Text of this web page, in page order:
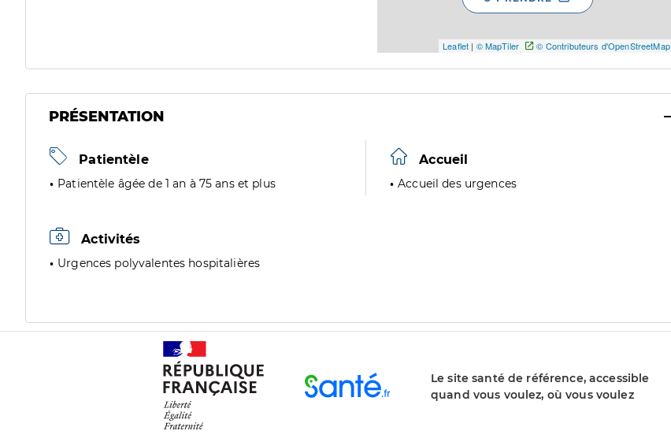
Leaflet | © MapTiler © Contributeurs d'OpenStreetMap
PRÉSENTATION
Patientèle
Patientèle âgée de 1 an à 75 ans et plus
Accueil
Accueil des urgences
Activités
Urgences polyvalentes hospitalières
Le site santé de référence, accessible
quand vous voulez, où vous voulez